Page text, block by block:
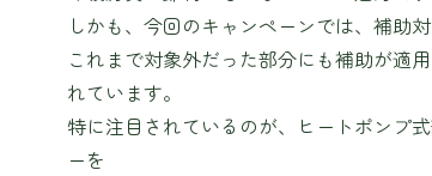
しかも、今回のキャンペーンでは、補助
これまで対象外だった部分にも補助が適
れています。
特に注目されているのが、ヒートポンプ
ーを